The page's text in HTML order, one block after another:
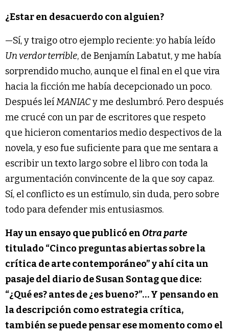
¿Estar en desacuerdo con alguien?
—Sí, y traigo otro ejemplo reciente: yo había leído
Un verdor terrible, de Benjamín Labatut, y me había
sorprendido mucho, aunque el final en el que vira
hacia la ficción me había decepcionado un poco.
Después leíMANIACy me deslumbró. Pero después
me crucé con un par de escritores que respeto
que hicieron comentarios medio despectivos de la
novela, y eso fue suficiente para que me sentara a
escribir un texto largo sobre el libro con toda la
argumentación convincente de la que soy capaz.
Sí, el conflicto es un estímulo, sin duda, pero sobre
todo para defender mis entusiasmos.
Hay un ensayo que publicó en Otra parte
titulado “Cinco preguntas abiertas sobre la
crítica de arte contemporáneo” y ahí cita un
pasaje del diario de Susan Sontag que dice:
“¿Qué es? antes de ¿es bueno?”… Y pensando en
la descripción como estrategia crítica,
también se puede pensar ese momento como el